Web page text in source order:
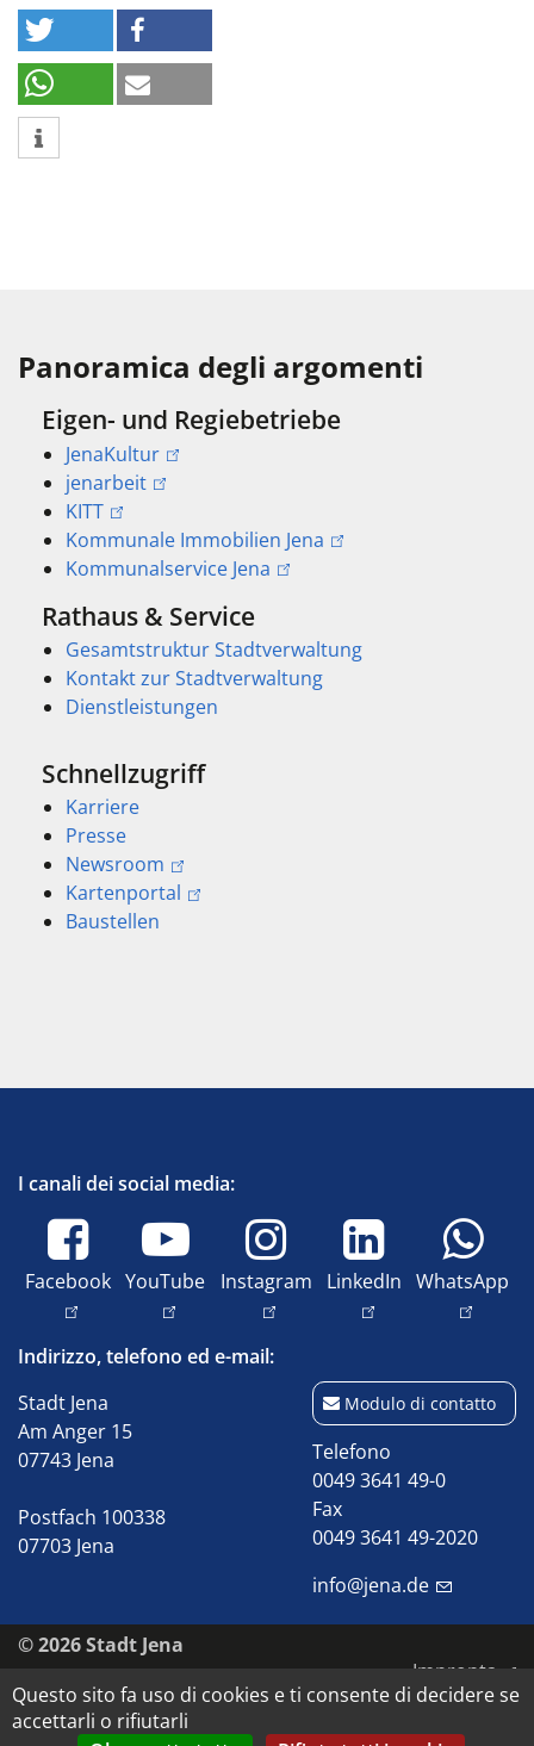
Panoramica degli argomenti
Eigen- und Regiebetriebe
JenaKultur
jenarbeit
KITT
Kommunale Immobilien Jena
Kommunalservice Jena
Rathaus & Service
Gesamtstruktur Stadtverwaltung
Kontakt zur Stadtverwaltung
Dienstleistungen
Schnellzugriff
Karriere
Presse
Newsroom
Kartenportal
Baustellen
I canali dei social media:
Facebook YouTube Instagram LinkedIn WhatsApp
Indirizzo, telefono ed e-mail:
Stadt Jena
Am Anger 15
07743 Jena
Postfach 100338
07703 Jena
Modulo di contatto
Telefono
0049 3641 49-0
Fax
0049 3641 49-2020
info@jena.de
© 2026 Stadt Jena
Impronta
Accessibilità
Protezione dei dati
Questo sito fa uso di cookies e ti consente di decidere se
accettarli o rifiutarli